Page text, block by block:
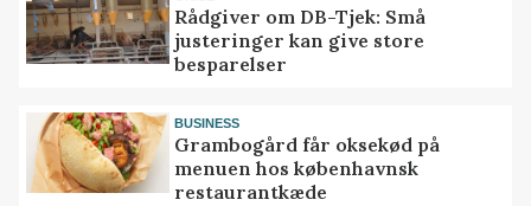
Rådgiver om DB-Tjek: Små
justeringer kan give store
besparelser
BUSINESS
Grambogård får oksekød på
menuen hos københavnsk
restaurantkæde